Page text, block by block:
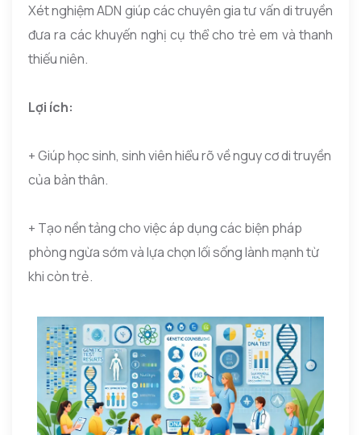
Xét nghiệm ADN giúp các chuyên gia tư vấn di truyền
đưa ra các khuyến nghị cụ thể cho trẻ em và thanh
thiếu niên.
Lợi ích:
+ Giúp học sinh, sinh viên hiểu rõ về nguy cơ di truyền
của bản thân.
+ Tạo nền tảng cho việc áp dụng các biện pháp
phòng ngừa sớm và lựa chọn lối sống lành mạnh từ
khi còn trẻ.